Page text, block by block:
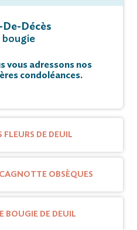
De-Décès
bougie
vous adressons nos
condoléances.
FLEURS DE DEUIL
OBSÈQUES
BOUGIE DE DEUIL